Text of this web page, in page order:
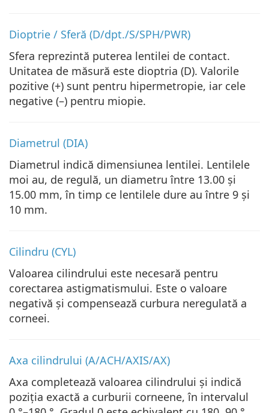
Dioptrie / Sferă (D/dpt./S/SPH/PWR)
Sfera reprezintă puterea lentilei de contact.
Unitatea de măsură este dioptria (D). Valorile
pozitive (+) sunt pentru hipermetropie, iar cele
negative (–) pentru miopie.
Diametrul (DIA)
Diametrul indică dimensiunea lentilei. Lentilele
moi au, de regulă, un diametru între 13.00 și
15.00 mm, în timp ce lentilele dure au între 9 și
10 mm.
Cilindru (CYL)
Valoarea cilindrului este necesară pentru
corectarea astigmatismului. Este o valoare
negativă și compensează curbura neregulată a
corneei.
Axa cilindrului (A/ACH/AXIS/AX)
Axa completează valoarea cilindrului și indică
poziția exactă a curburii corneene, în intervalul